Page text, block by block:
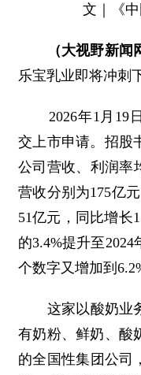
文｜《
（大视野新
乐宝乳业即将冲刺
2026年1月19日
交上市申请。招股
公司营收、利润率
营收分别为175亿
51亿元，同比增长
的3.4%提升至2024
个数字又增加到
这家以酸奶业务
有奶粉、鲜奶、酸
的全国性集团公司